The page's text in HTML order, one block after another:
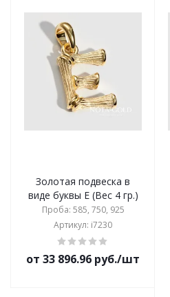
Золотая подвеска в
виде буквы Е (Вес 4 гр.)
Проба: 585, 750, 925
Артикул: i7230
от 33 896.96 руб./шт